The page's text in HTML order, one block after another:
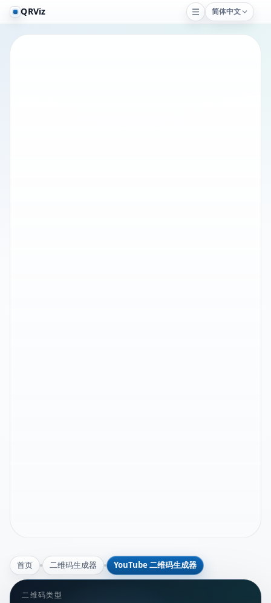
QRViz 简体中文
首页 二维码生成器 YouTube 二维码生成器
二维码类型